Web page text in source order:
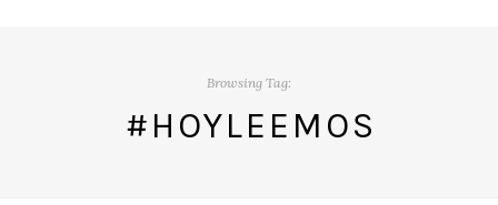
Browsing Tag:
#HOYLEEMOS